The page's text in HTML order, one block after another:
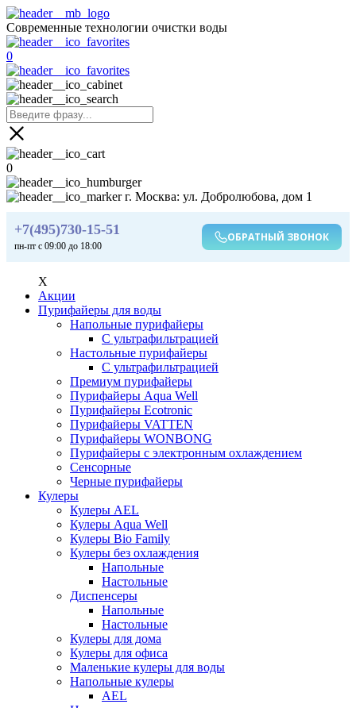
Современные технологии очистки воды
0
0
г. Москва: ул. Добролюбова, дом 1
+7(495)730-15-51
пн-пт с 09:00 до 18:00
ОБРАТНЫЙ ЗВОНОК
X
Акции
Пурифайеры для воды
Напольные пурифайеры
С ультрафильтрацией
Настольные пурифайеры
С ультрафильтрацией
Премиум пурифайеры
Пурифайеры Aqua Well
Пурифайеры Ecotronic
Пурифайеры VATTEN
Пурифайеры WONBONG
Пурифайеры с электронным охлаждением
Сенсорные
Черные пурифайеры
Кулеры
Кулеры AEL
Кулеры Aqua Well
Кулеры Bio Family
Кулеры без охлаждения
Напольные
Настольные
Диспенсеры
Напольные
Настольные
Кулеры для дома
Кулеры для офиса
Маленькие кулеры для воды
Напольные кулеры
AEL